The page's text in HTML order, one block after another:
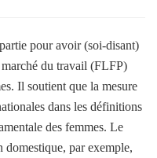
pour avoir (soi-disant)
du travail (FLFP)
Il soutient que la mesure
dans les définitions
des femmes. Le
domestique, par exemple,